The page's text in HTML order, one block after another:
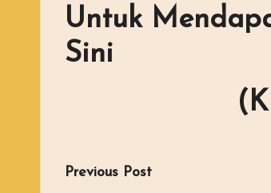
Untuk
Sini
Post
Previous Post